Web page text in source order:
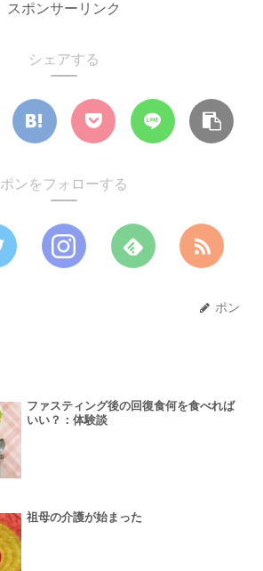
スポンサーリンク
シェアする
ポンをフォローする
ポン
ファスティング後の回復食何を食べれば
いい？：体験談
祖母の介護が始まった